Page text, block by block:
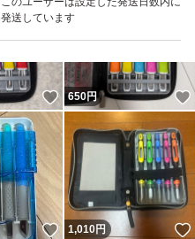
発送しています
いいね！
650円
いいね！
1,010円